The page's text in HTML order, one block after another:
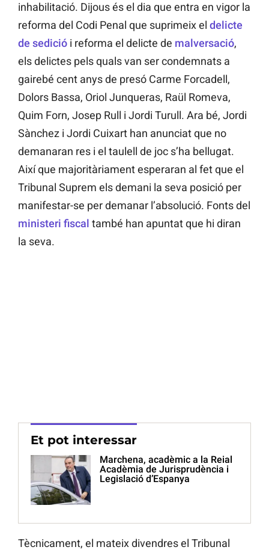
inhabilitació. Dijous és el dia que entra en vigor la
reforma del Codi Penal que suprimeix el delicte
de sedició i reforma el delicte de malversació,
els delictes pels quals van ser condemnats a
gairebé cent anys de presó Carme Forcadell,
Dolors Bassa, Oriol Junqueras, Raül Romeva,
Quim Forn, Josep Rull i Jordi Turull. Ara bé, Jordi
Sànchez i Jordi Cuixart han anunciat que no
demanaran res i el taulell de joc s’ha bellugat.
Així que majoritàriament esperaran al fet que el
Tribunal Suprem els demani la seva posició per
manifestar-se per demanar l’absolució. Fonts del
ministeri fiscal també han apuntat que hi diran
la seva.
Et pot interessar
Marchena, acadèmic a la Reial
Acadèmia de Jurisprudència i
Legislació d’Espanya
Tècnicament, el mateix divendres el Tribunal